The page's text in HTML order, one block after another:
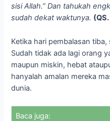
sisi Allah.” Dan tahukah
sudah dekat waktunya.
Ketika hari pembalasan
Sudah tidak ada lagi orang
maupun miskin, hebat
hanyalah amalan mereka
dunia.
Baca juga: